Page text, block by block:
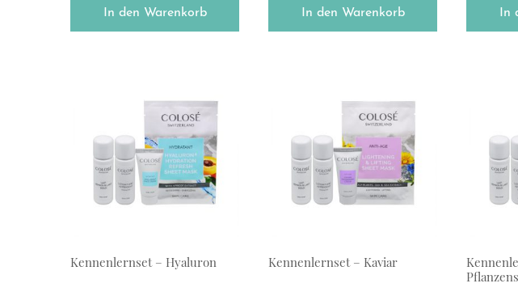
In den Warenkorb In den Warenkorb In
Kennenlernset – Hyaluron Kennenlernset – Kaviar